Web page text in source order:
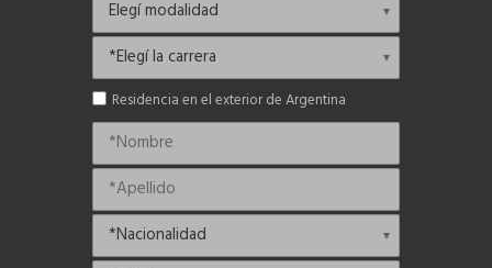
Residencia en el exterior de Argentina